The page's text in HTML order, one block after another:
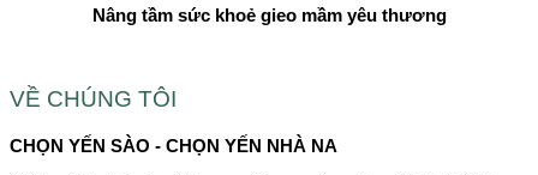
Nâng tầm sức khoẻ gieo mầm yêu thương
VỀ CHÚNG TÔI
CHỌN YẾN SÀO - CHỌN YẾN NHÀ NA